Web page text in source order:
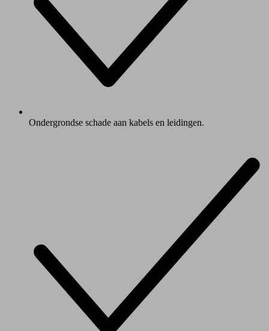
Ondergrondse schade aan kabels en leidingen.